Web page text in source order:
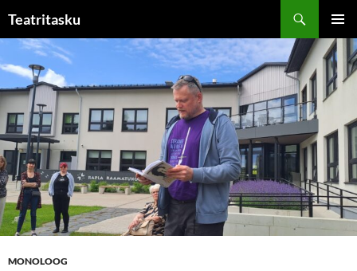
sisu
juurde
Teatritasku
MONOLOOG